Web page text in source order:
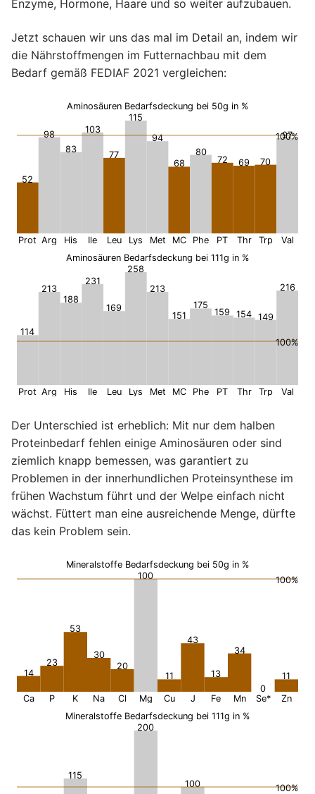
Enzyme, Hormone, Haare und so weiter aufzubauen.
Jetzt schauen wir uns das mal im Detail an, indem wir
die Nährstoffmengen im Futternachbau mit dem
Bedarf gemäß FEDIAF 2021 vergleichen:
Aminosäuren Bedarfsdeckung bei 50g in %
52
Prot
98
Arg
83
His
103
Ile
77
Leu
115
Lys
94
Met
68
MC
80
Phe
72
PT
69
Thr
70
Trp
97
Val
100%
Aminosäuren Bedarfsdeckung bei 111g in %
114
Prot
213
Arg
188
His
231
Ile
169
Leu
258
Lys
213
Met
151
MC
175
Phe
159
PT
154
Thr
149
Trp
216
Val
100%
Der Unterschied ist erheblich: Mit nur dem halben
Proteinbedarf fehlen einige Aminosäuren oder sind
ziemlich knapp bemessen, was garantiert zu
Problemen in der innerhundlichen Proteinsynthese im
frühen Wachstum führt und der Welpe einfach nicht
wächst. Füttert man eine ausreichende Menge, dürfte
das kein Problem sein.
Mineralstoffe Bedarfsdeckung bei 50g in %
14
Ca
23
P
53
K
30
Na
20
Cl
100
Mg
11
Cu
43
J
13
Fe
34
Mn
0
Se*
11
Zn
100%
Mineralstoffe Bedarfsdeckung bei 111g in %
115
200
100
100%